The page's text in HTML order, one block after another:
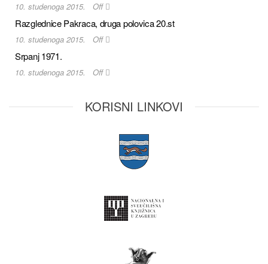
10. studenoga 2015. Off
Razglednice Pakraca, druga polovica 20.st
10. studenoga 2015. Off
Srpanj 1971.
10. studenoga 2015. Off
KORISNI LINKOVI